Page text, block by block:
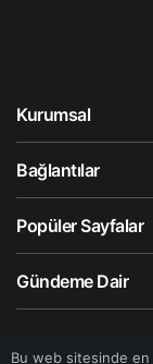
Bu web sitesinde en
Kurumsal
Bağlantılar
Popüler Sayfalar
Gündeme Dair
© Telif Hakkı